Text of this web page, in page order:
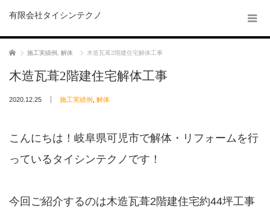
有限会社タイシンテクノ
ホーム 施工実績例 解体 木造瓦葺2階建住宅解体工事
木造瓦葺2階建住宅解体工事
2020.12.25 施工実績例 解体
こんにちは！岐阜県可児市で解体・リフォームを行
っているタイシンテクノです！
今回ご紹介するのは木造瓦葺2階建住宅約44坪工事